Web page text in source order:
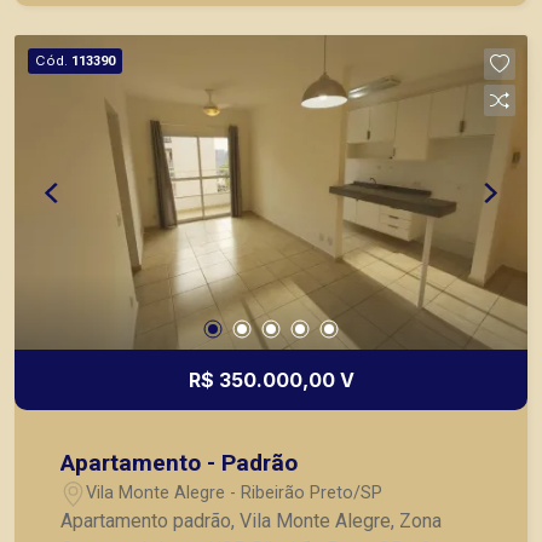
Cód. 113390
R$ 350.000,00 V
Apartamento - Padrão
Vila Monte Alegre - Ribeirão Preto/SP
Apartamento padrão, Vila Monte Alegre, Zona